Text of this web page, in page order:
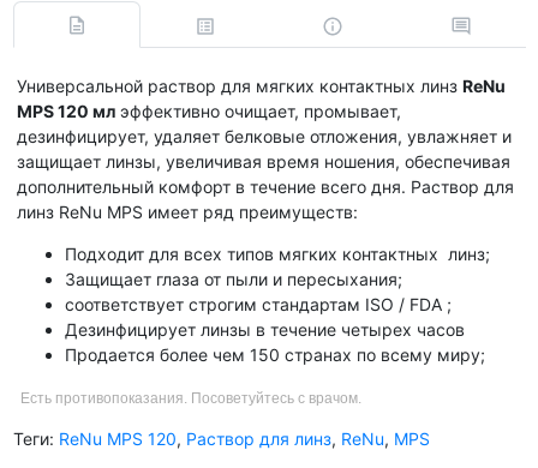
Универсальной раствор для мягких контактных линз ReNu
MPS 120 мл эффективно очищает, промывает,
дезинфицирует, удаляет белковые отложения, увлажняет и
защищает линзы, увеличивая время ношения, обеспечивая
дополнительный комфорт в течение всего дня. Раствор для
линз ReNu MPS имеет ряд преимуществ:
Подходит для всех типов мягких контактных линз;
Защищает глаза от пыли и пересыхания;
соответствует строгим стандартам ISO / FDA ;
Дезинфицирует линзы в течение четырех часов
Продается более чем 150 странах по всему миру;
Есть противопоказания. Посоветуйтесь с врачом.
Теги: ReNu MPS 120, Раствор для линз, ReNu, MPS